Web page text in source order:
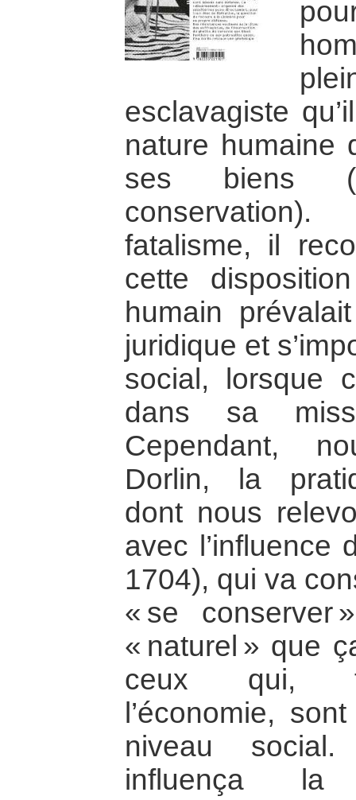
esclavagiste
nature humaine
ses biens
fatalisme, il
cette
humain
juridique et
social, lorsque
dans sa
Cependant,
Dorlin, la
dont nous
avec l’influence
1704), qui va
« se conserver
« naturel » que
ceux qui,
l’économie,
niveau
influença la